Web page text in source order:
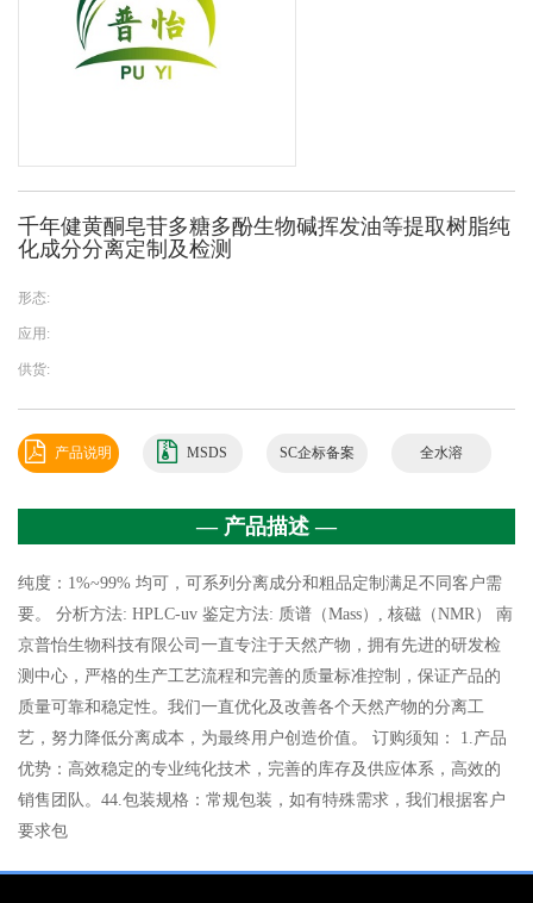
千年健黄酮皂苷多糖多酚生物碱挥发油等提取树脂纯
化成分分离定制及检测
形态:
应用:
供货:
产品说明 MSDS SC企标备案 全水溶
— 产品描述 —
纯度：1%~99% 均可，可系列分离成分和粗品定制满足不同客户需
要。 分析方法: HPLC-uv 鉴定方法: 质谱（Mass）, 核磁（NMR） 南
京普怡生物科技有限公司一直专注于天然产物，拥有先进的研发检
测中心，严格的生产工艺流程和完善的质量标准控制，保证产品的
质量可靠和稳定性。我们一直优化及改善各个天然产物的分离工
艺，努力降低分离成本，为最终用户创造价值。 订购须知： 1.产品
优势：高效稳定的专业纯化技术，完善的库存及供应体系，高效的
销售团队。44.包装规格：常规包装，如有特殊需求，我们根据客户
要求包